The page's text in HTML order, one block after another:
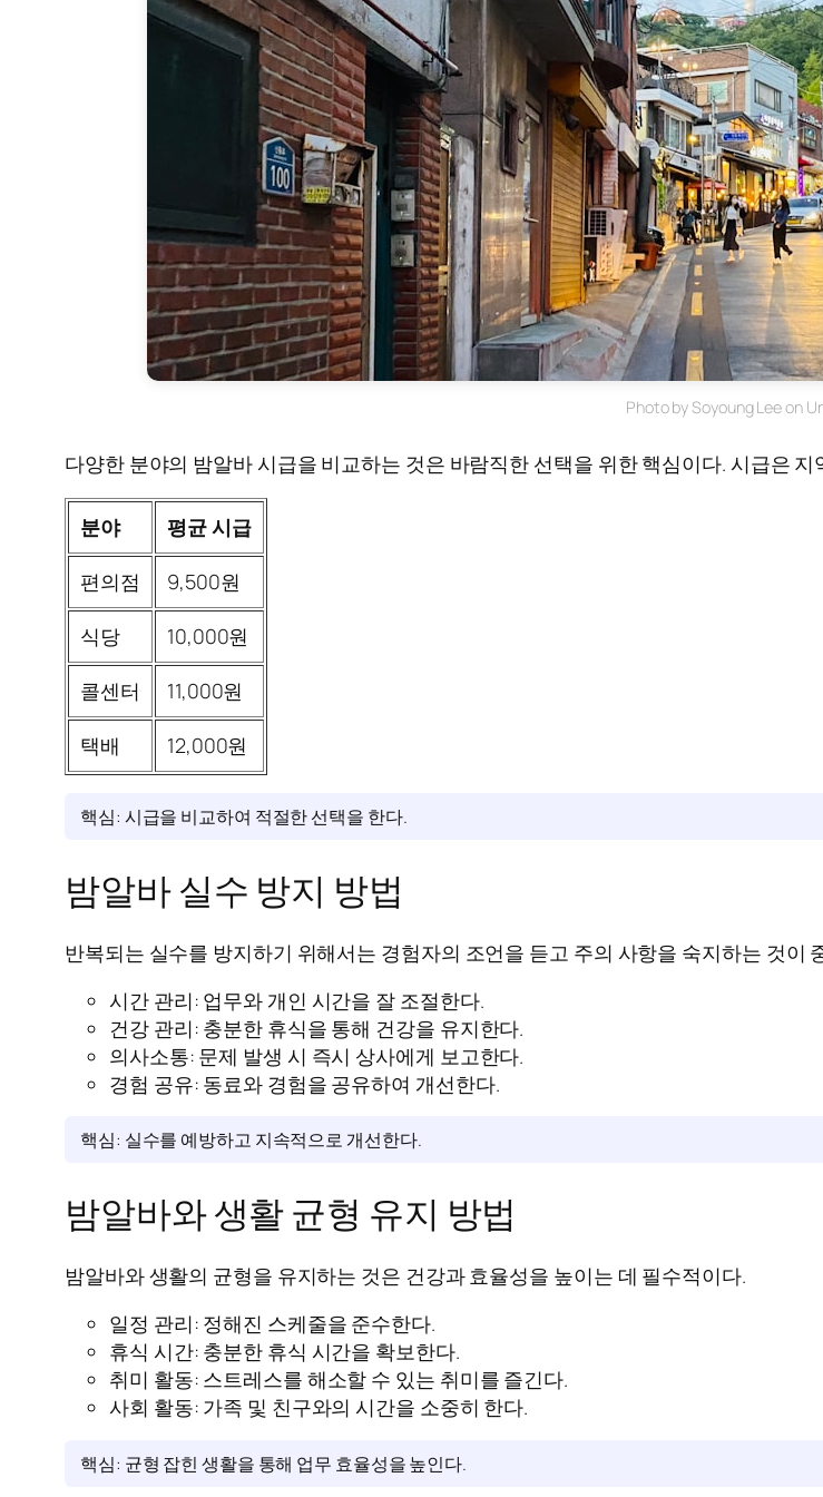
Photo by Soyoung Lee on
다양한 분야의 밤알바 시급을 비교하는 것은 바람직한 선택을 위한 핵심이다. 시급은
분야 평균 시급
편의점 9,500원
식당 10,000원
콜센터 11,000원
택배 12,000원
핵심: 시급을 비교하여 적절한 선택을 한다.
밤알바 실수 방지 방법
반복되는 실수를 방지하기 위해서는 경험자의 조언을 듣고 주의 사항을 숙지하는 것이
시간 관리: 업무와 개인 시간을 잘 조절한다.
건강 관리: 충분한 휴식을 통해 건강을 유지한다.
의사소통: 문제 발생 시 즉시 상사에게 보고한다.
경험 공유: 동료와 경험을 공유하여 개선한다.
핵심: 실수를 예방하고 지속적으로 개선한다.
밤알바와 생활 균형 유지 방법
밤알바와 생활의 균형을 유지하는 것은 건강과 효율성을 높이는 데 필수적이다.
일정 관리: 정해진 스케줄을 준수한다.
휴식 시간: 충분한 휴식 시간을 확보한다.
취미 활동: 스트레스를 해소할 수 있는 취미를 즐긴다.
사회 활동: 가족 및 친구와의 시간을 소중히 한다.
핵심: 균형 잡힌 생활을 통해 업무 효율성을 높인다.